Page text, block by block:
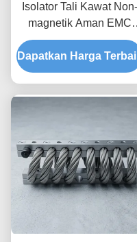
Isolator Tali Kawat Non-
magnetik Aman EMC
JGX-2228D-665B
Dudukan Disipasi Kejut
Sementara untuk
Dapatkan Harga